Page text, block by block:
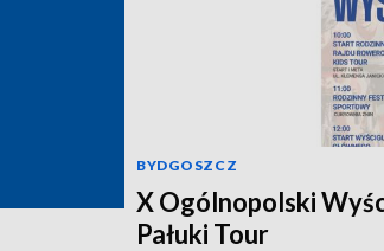
BYDGOSZCZ
X Ogólnopolski
Pałuki Tour